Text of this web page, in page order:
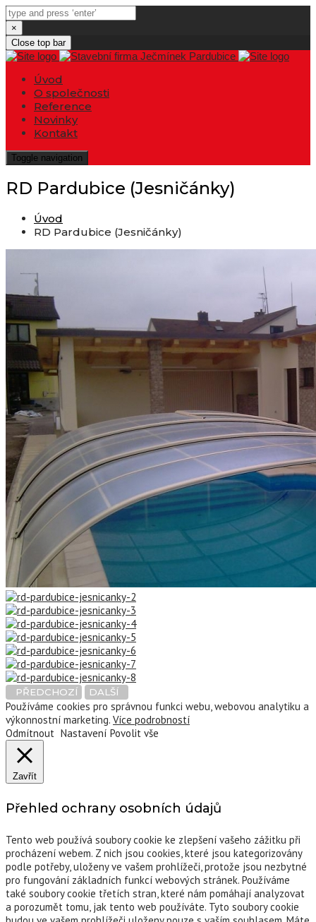
×
Close top bar
Úvod
O společnosti
Reference
Novinky
Kontakt
Toggle navigation
RD Pardubice (Jesničánky)
Úvod
RD Pardubice (Jesničánky)
PŘEDCHOZÍ DALŠÍ
Používáme cookies pro správnou funkci webu, webovou analytiku a
výkonnostní marketing. Více podrobností
Odmítnout Nastavení Povolit vše
Zavřít
Přehled ochrany osobních údajů
Tento web používá soubory cookie ke zlepšení vašeho zážitku při
procházení webem. Z nich jsou cookies, které jsou kategorizovány
podle potřeby, uloženy ve vašem prohlížeči, protože jsou nezbytné
pro fungování základních funkcí webových stránek. Používáme
také soubory cookie třetích stran, které nám pomáhají analyzovat
a porozumět tomu, jak tento web používáte. Tyto soubory cookie